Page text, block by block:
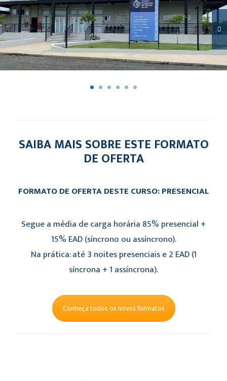
SAIBA MAIS SOBRE ESTE FORMATO
DE OFERTA
FORMATO DE OFERTA DESTE CURSO: PRESENCIAL
Segue a média de carga horária 85% presencial +
15% EAD (síncrono ou assíncrono).
Na prática: até 3 noites presenciais e 2 EAD (1
síncrona + 1 assíncrona).
Conheça todos os novos formatos